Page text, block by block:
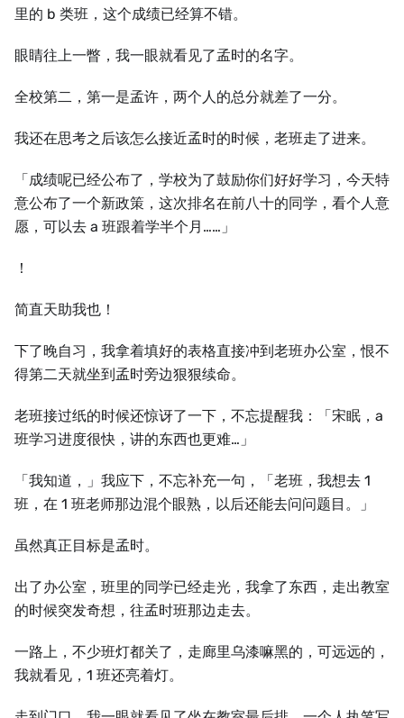
里的 b 类班，这个成绩已经算不错。
眼睛往上一瞥，我一眼就看见了孟时的名字。
全校第二，第一是孟许，两个人的总分就差了一分。
我还在思考之后该怎么接近孟时的时候，老班走了进来。
「成绩呢已经公布了，学校为了鼓励你们好好学习，今天特
意公布了一个新政策，这次排名在前八十的同学，看个人意
愿，可以去 a 班跟着学半个月……」
！
简直天助我也！
下了晚自习，我拿着填好的表格直接冲到老班办公室，恨不
得第二天就坐到孟时旁边狠狠续命。
老班接过纸的时候还惊讶了一下，不忘提醒我：「宋眠，a
班学习进度很快，讲的东西也更难…」
「我知道，」我应下，不忘补充一句，「老班，我想去 1
班，在 1 班老师那边混个眼熟，以后还能去问问题目。」
虽然真正目标是孟时。
出了办公室，班里的同学已经走光，我拿了东西，走出教室
的时候突发奇想，往孟时班那边走去。
一路上，不少班灯都关了，走廊里乌漆嘛黑的，可远远的，
我就看见，1 班还亮着灯。